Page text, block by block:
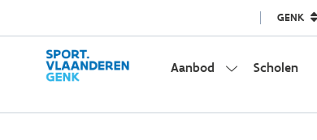
GENK
Aanbod Scholen